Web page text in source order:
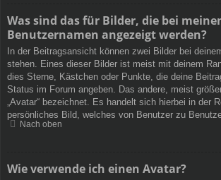
Was sind das für Bilder, die bei
Benutzernamen angezeigt werden?
In der Beitragsansicht können zwei Bilder bei
stehen. Eines dieser Bilder ist meist mit deinem
dies Sterne, Kästchen oder Punkte, die deine
Status im Forum angeben. Das andere, meist
„Avatar“ bezeichnet. Es handelt sich hierbei in der
persönliches Bild, welches von Benutzer zu
Nach oben
Wie verwende ich einen Avatar?